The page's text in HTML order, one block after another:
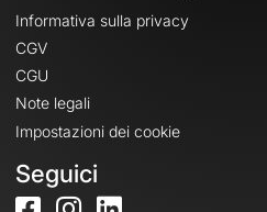
Informativa sulla privacy
CGV
CGU
Note legali
Impostazioni dei cookie
Seguici